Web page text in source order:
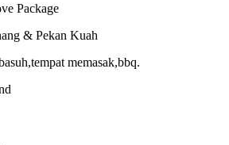
Package
& Pekan Kuah
memasak,bbq.